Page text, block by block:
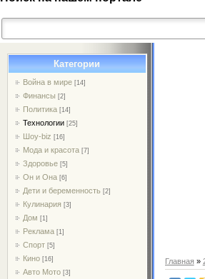
Категории
Война в мире [14]
Финансы [2]
Политика [14]
Технологии [25]
Шоу-biz [16]
Мода и красота [7]
Здоровье [5]
Он и Она [6]
Дети и беременность [2]
Кулинария [3]
Дом [1]
Реклама [1]
Спорт [5]
Кино [16]
Авто Мото [3]
Главная »